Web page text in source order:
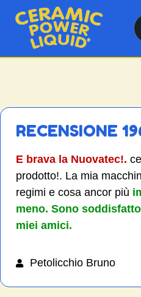
RECENSIONE
E brava la Nuovatec!.
prodotto!. La mia
regimi e cosa ancor più
meno. Sono
miei amici.
Petolicchio Bruno